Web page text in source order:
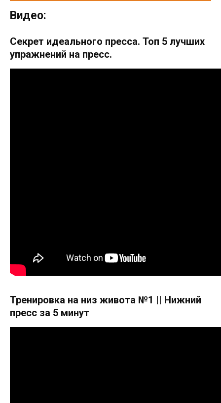
Видео:
Секрет идеального пресса. Топ 5 лучших
упражнений на пресс.
Тренировка на низ живота №1 || Нижний
пресс за 5 минут